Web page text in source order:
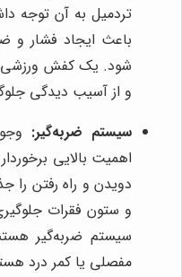
تردمیل به آن توجه
باعث ایجاد فشار و
شود. یک کفش ورزشی
و از آسیب دیدگی
سیستم ضربه‌گیر:
اهمیت بالایی
دویدن و راه رفتن را
و ستون فقرات
سیستم ضربه‌گیر
مفصلی یا کمر درد